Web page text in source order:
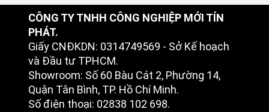
CÔNG TY TNHH CÔNG NGHIỆP MỚI TÍN
PHÁT.
Giấy CNĐKDN: 0314749569 - Sở Kế hoạch
và Đầu tư TPHCM.
Showroom: Số 60 Bàu Cát 2, Phường 14,
Quận Tân Bình, TP. Hồ Chí Minh.
Số điện thoại: 02838 102 698.